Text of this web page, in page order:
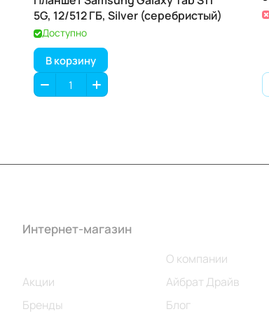
5G, 12/512 ГБ, Silver (серебристый)
Доступно
В корзину
Интернет-магазин
Акции
Бренды
О компании
Айбрат Драйв
Блог